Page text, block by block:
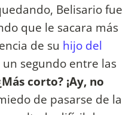
Belisario fue
que le sacara más
de su hijo del
segundo entre las
corto? ¡Ay, no
de pasarse de la